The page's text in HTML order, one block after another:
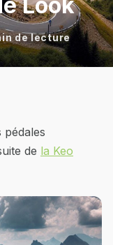
de lecture
pédales
de la Keo